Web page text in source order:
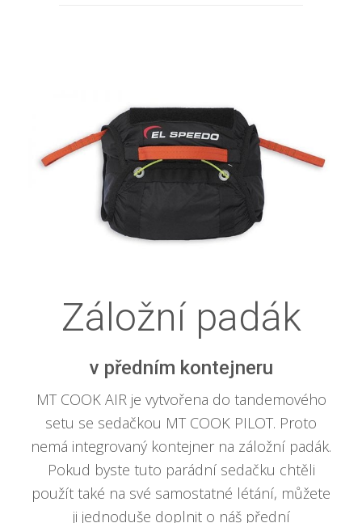
Záložní padák
v předním kontejneru
MT COOK AIR je vytvořena do tandemového
setu se sedačkou MT COOK PILOT. Proto
nemá integrovaný kontejner na záložní padák.
Pokud byste tuto parádní sedačku chtěli
použít také na své samostatné létání, můžete
ji jednoduše doplnit o náš přední